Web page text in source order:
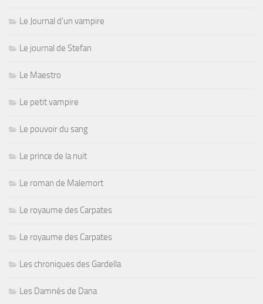
Le Journal d'un vampire
Le journal de Stefan
Le Maestro
Le petit vampire
Le pouvoir du sang
Le prince de la nuit
Le roman de Malemort
Le royaume des Carpates
Le royaume des Carpates
Les chroniques des Gardella
Les Damnés de Dana